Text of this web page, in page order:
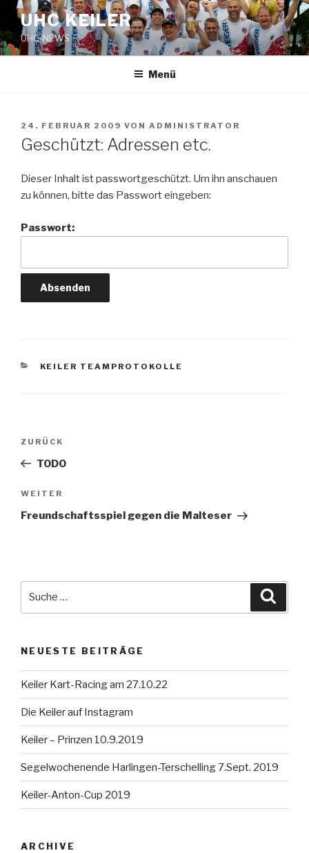
Zum
Inhalt
springen
UHC KEILER
UHC-NEWS
Menü
VERÖFFENTLICHT
AM
24. FEBRUAR 2009 VON ADMINISTRATOR
Geschützt: Adressen etc.
Dieser Inhalt ist passwortgeschützt. Um ihn anschauen
zu können, bitte das Passwort eingeben:
Passwort:
KATEGORIEN
KEILER TEAMPROTOKOLLE
Beitrags-
Vorheriger
Beitrag
ZURÜCK
TODO
Nächster
Beitrag
WEITER
Freundschaftsspiel gegen die Malteser
NEUESTE BEITRÄGE
Keiler Kart-Racing am 27.10.22
Die Keiler auf Instagram
Keiler – Prinzen 10.9.2019
Segelwochenende Harlingen-Terschelling 7.Sept. 2019
Keiler-Anton-Cup 2019
ARCHIVE